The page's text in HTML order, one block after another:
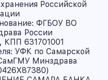
Российской
ФГБОУ ВО
России
631701001
УФК по Самарской
Минздрава